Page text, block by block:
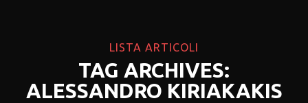
LISTA ARTICOLI
TAG ARCHIVES:
ALESSANDRO KIRIAKAKIS